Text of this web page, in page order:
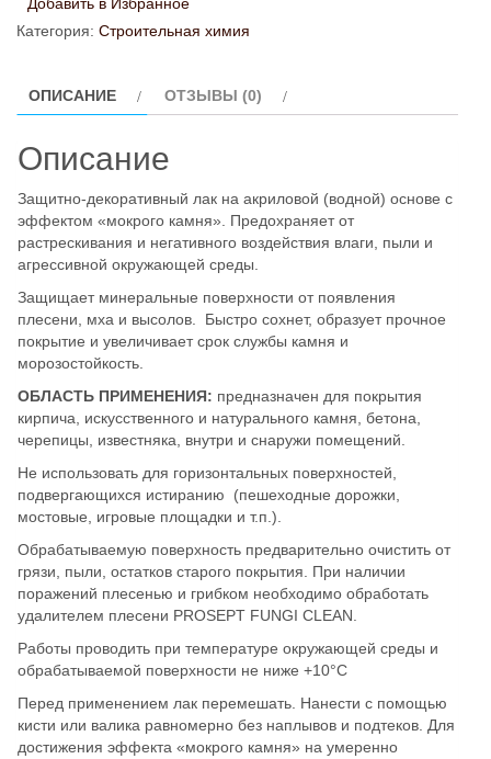
эффектом
камень",
Категория: Строительная химия
ОПИСАНИЕ ОТЗЫВЫ (0)
Описание
Защитно-декоративный лак на акриловой (водной) основе с
эффектом «мокрого камня». Предохраняет от
растрескивания и негативного воздействия влаги, пыли и
агрессивной окружающей среды.
Защищает минеральные поверхности от появления
плесени, мха и высолов. Быстро сохнет, образует прочное
покрытие и увеличивает срок службы камня и
морозостойкость.
ОБЛАСТЬ ПРИМЕНЕНИЯ: предназначен для покрытия
кирпича, искусственного и натурального камня, бетона,
черепицы, известняка, внутри и снаружи помещений.
Не использовать для горизонтальных поверхностей,
подвергающихся истиранию (пешеходные дорожки,
мостовые, игровые площадки и т.п.).
Обрабатываемую поверхность предварительно очистить от
грязи, пыли, остатков старого покрытия. При наличии
поражений плесенью и грибком необходимо обработать
удалителем плесени PROSEPT FUNGI CLEAN.
Работы проводить при температуре окружающей среды и
обрабатываемой поверхности не ниже +10°С
Перед применением лак перемешать. Нанести с помощью
кисти или валика равномерно без наплывов и подтеков. Для
достижения эффекта «мокрого камня» на умеренно